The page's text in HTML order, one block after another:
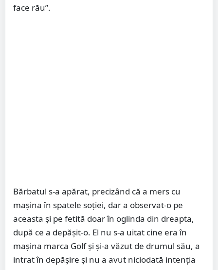
face rău”.
Bărbatul s-a apărat, precizând că a mers cu
mașina în spatele soției, dar a observat-o pe
aceasta şi pe fetită doar în oglinda din dreapta,
după ce a depășit-o. El nu s-a uitat cine era în
mașina marca Golf şi și-a văzut de drumul său, a
intrat în depăşire şi nu a avut niciodată intenţia